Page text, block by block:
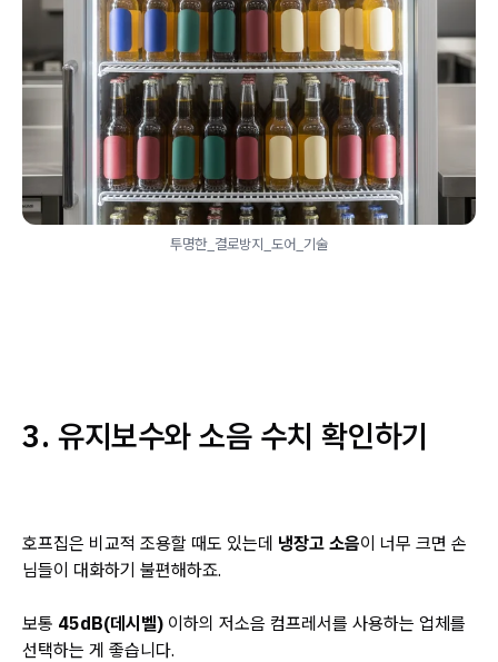
투명한_결로방지_도어_기술
3. 유지보수와 소음 수치 확인하기
호프집은 비교적 조용할 때도 있는데 냉장고 소음이 너무 크면 손
님들이 대화하기 불편해하죠.
보통 45dB(데시벨) 이하의 저소음 컴프레서를 사용하는 업체를
선택하는 게 좋습니다.